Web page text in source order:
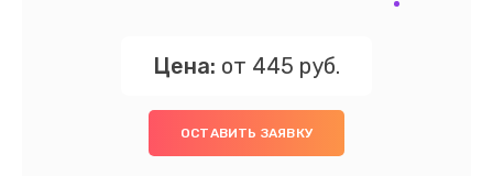
Цена: от 445 руб.
ОСТАВИТЬ ЗАЯВКУ